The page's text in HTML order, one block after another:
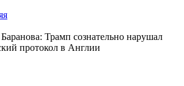
Трамп сознательно нарушал
протокол в Англии